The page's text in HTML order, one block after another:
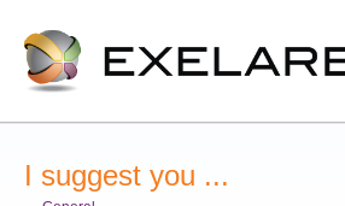
Skip
to
content
I suggest you ...